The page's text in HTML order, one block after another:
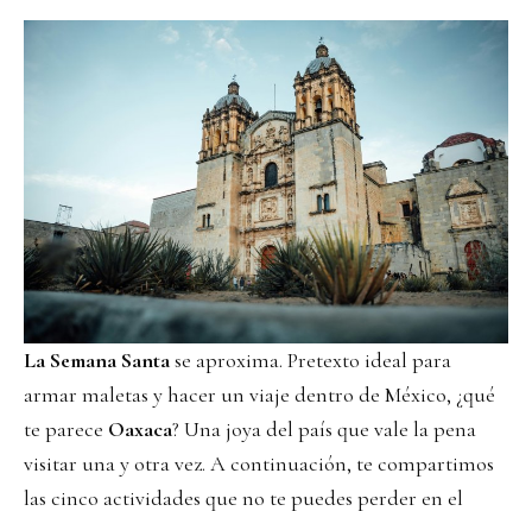
La Semana Santase aproxima. Pretexto ideal para
armar maletas y hacer un viaje dentro de México, ¿qué
te parece Oaxaca? Una joya del país que vale la pena
visitar una y otra vez. A continuación, te compartimos
las cinco actividades que no te puedes perder en el